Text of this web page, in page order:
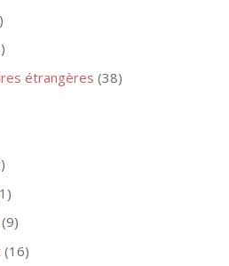
étrangères (38)
(16)